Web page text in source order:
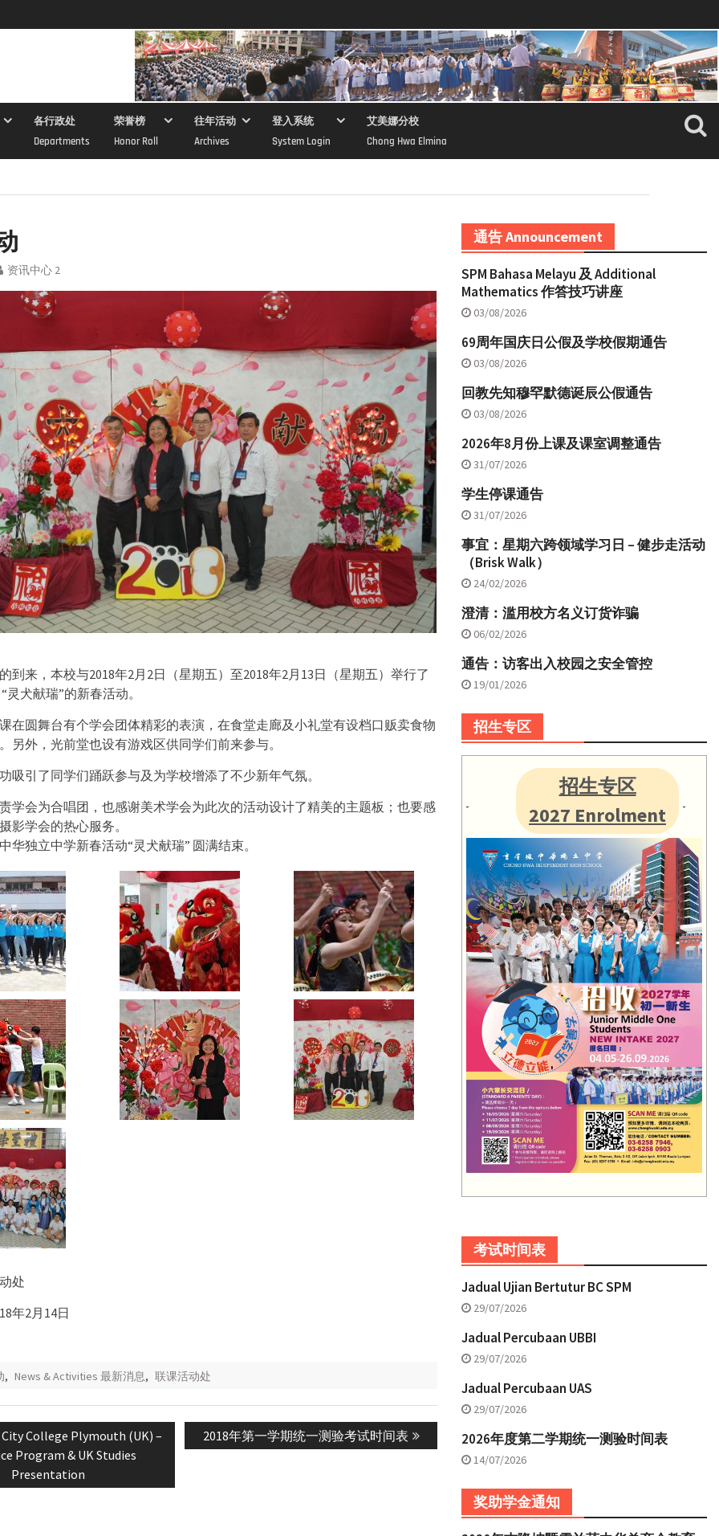
各行政处
Departments
荣誉榜
Honor Roll
往年活动
Archives
登入系统
System Login
艾美娜分校
Chong Hwa Elmina
资讯中心 2
到来，本校与2018年2月2日（星期五）至2018年2月13日（星期五）举行了
灵犬献瑞”的新春活动。
在圆舞台有个学会团体精彩的表演，在食堂走廊及小礼堂有设档口贩卖食物
另外，光前堂也设有游戏区供同学们前来参与。
吸引了同学们踊跃参与及为学校增添了不少新年气氛。
学会为合唱团，也感谢美术学会为此次的活动设计了精美的主题板；也要感
影学会的热心服务。
华独立中学新春活动“灵犬献瑞” 圆满结束。
处
年2月14日
, News & Activities 最新消息, 联课活动处
City College Plymouth (UK) –
Program & UK Studies
Presentation
Next
post:
2018年第一学期统一测验考试时间表
通告 Announcement
SPM Bahasa Melayu 及 Additional
Mathematics 作答技巧讲座
03/08/2026
69周年国庆日公假及学校假期通告
03/08/2026
回教先知穆罕默德诞辰公假通告
03/08/2026
2026年8月份上课及课室调整通告
31/07/2026
学生停课通告
31/07/2026
事宜：星期六跨领域学习日 – 健步走活动
（Brisk Walk）
24/02/2026
澄清：滥用校方名义订货诈骗
06/02/2026
通告：访客出入校园之安全管控
19/01/2026
招生专区
招生专区
2027 Enrolment
考试时间表
Jadual Ujian Bertutur BC SPM
29/07/2026
Jadual Percubaan UBBI
29/07/2026
Jadual Percubaan UAS
29/07/2026
2026年度第二学期统一测验时间表
14/07/2026
奖助学金通知